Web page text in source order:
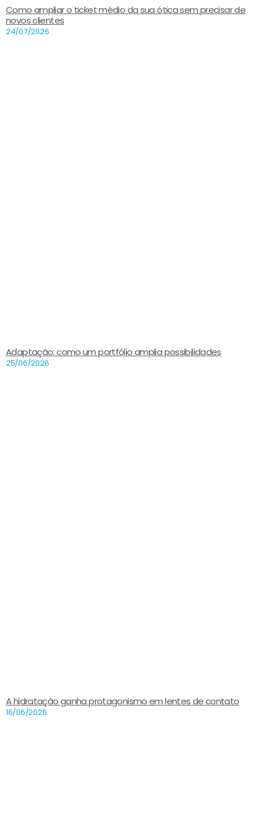
Como ampliar o ticket médio da sua ótica sem precisar de
novos clientes
24/07/2026
Adaptação: como um portfólio amplia possibilidades
25/06/2026
A hidratação ganha protagonismo em lentes de contato
16/06/2026